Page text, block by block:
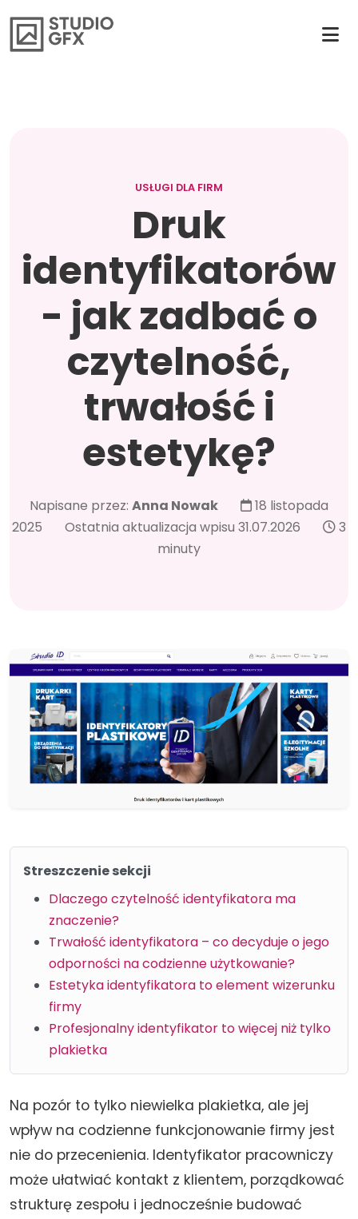
USŁUGI DLA FIRM
Druk
identyfikatorów
- jak zadbać o
czytelność,
trwałość i
estetykę?
Napisane przez: Anna Nowak
18 listopada
2025
Ostatnia aktualizacja wpisu 31.07.2026
3
minuty
Streszczenie sekcji
Dlaczego czytelność identyfikatora ma
znaczenie?
Trwałość identyfikatora – co decyduje o jego
odporności na codzienne użytkowanie?
Estetyka identyfikatora to element wizerunku
firmy
Profesjonalny identyfikator to więcej niż tylko
plakietka
Na pozór to tylko niewielka plakietka, ale jej
wpływ na codzienne funkcjonowanie firmy jest
nie do przecenienia. Identyfikator pracowniczy
może ułatwiać kontakt z klientem, porządkować
strukturę zespołu i jednocześnie budować